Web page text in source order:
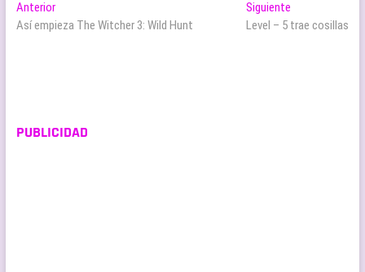
Navegación
de
AnteriorEntrada
anterior:
Así empieza The Witcher 3: Wild Hunt
Siguiente
siguiente:
Level – 5 trae cosillas
PUBLICIDAD